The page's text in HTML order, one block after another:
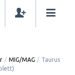
/ MIG/MAG / Taurus